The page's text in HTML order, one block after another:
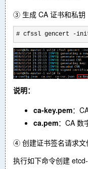
③ 生成 CA 证书和私钥
# cfssl gencert -
说明：
ca-key.pem：
ca.pem：CA 数
④ 创建证书签名请求文
执行如下命令创建 etcd-